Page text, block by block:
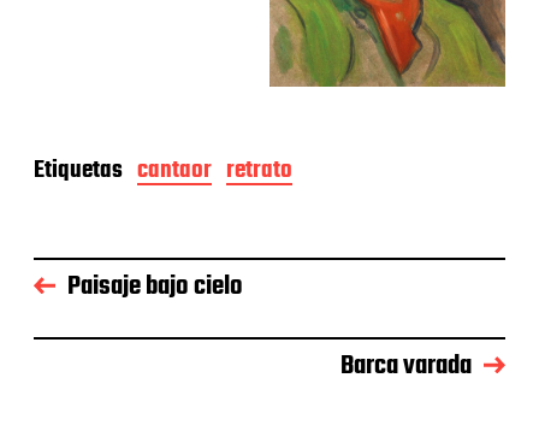
Etiquetas cantaor retrato
Paisaje bajo cielo
Barca varada